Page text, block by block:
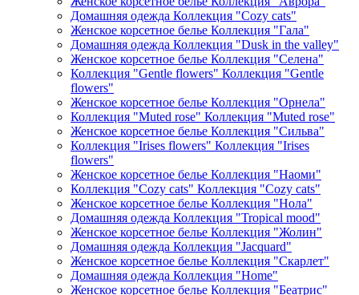
Домашняя одежда Коллекция "Cozy cats"
Женское корсетное белье Коллекция "Гала"
Домашняя одежда Коллекция "Dusk in the valley"
Женское корсетное белье Коллекция "Селена"
Коллекция "Gentle flowers" Коллекция "Gentle
flowers"
Женское корсетное белье Коллекция "Орнела"
Коллекция "Muted rose" Коллекция "Muted rose"
Женское корсетное белье Коллекция "Сильва"
Коллекция "Irises flowers" Коллекция "Irises
flowers"
Женское корсетное белье Коллекция "Наоми"
Коллекция "Cozy cats" Коллекция "Cozy cats"
Женское корсетное белье Коллекция "Нола"
Домашняя одежда Коллекция "Tropical mood"
Женское корсетное белье Коллекция "Жолин"
Домашняя одежда Коллекция "Jacquard"
Женское корсетное белье Коллекция "Скарлет"
Домашняя одежда Коллекция "Home"
Женское корсетное белье Коллекция "Беатрис"